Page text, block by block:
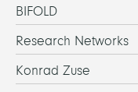
BIFOLD
Research Networks
Konrad Zuse